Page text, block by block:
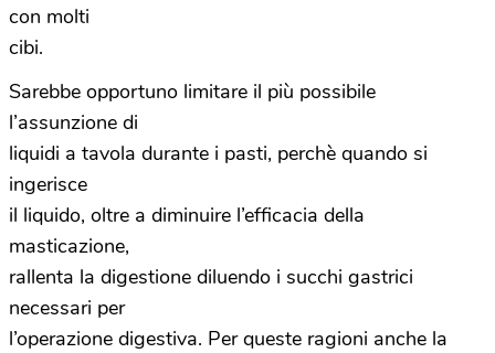
con molti
cibi.
Sarebbe opportuno limitare il più possibile
l’assunzione di
liquidi a tavola durante i pasti, perchè quando si
ingerisce
il liquido, oltre a diminuire l’efficacia della
masticazione,
rallenta la digestione diluendo i succhi gastrici
necessari per
l’operazione digestiva. Per queste ragioni anche la